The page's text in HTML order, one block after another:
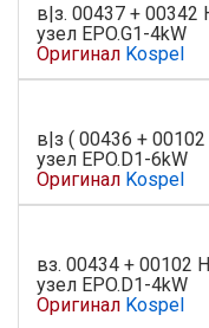
в|з. 00437 + 00342
узел EPO.G1-4kW
Оригинал Kospel
в|з ( 00436 +
узел EPO.D1-6kW
Оригинал Kospel
вз. 00434 + 00102
узел EPO.D1-4kW
Оригинал Kospel